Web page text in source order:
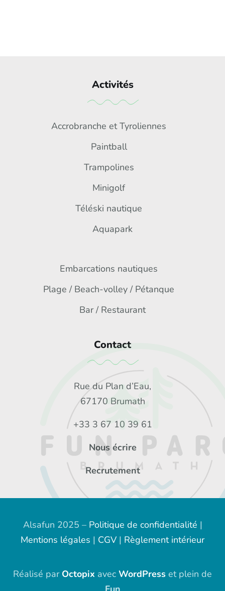
Activités
Accrobranche et Tyroliennes
Paintball
Trampolines
Minigolf
Téléski nautique
Aquapark
Embarcations nautiques
Plage / Beach-volley / Pétanque
Bar / Restaurant
Contact
Rue du Plan d’Eau,
67170 Brumath
+33 3 67 10 39 61
Nous écrire
Recrutement
Alsafun 2025 – Politique de confidentialité |
Mentions légales | CGV | Règlement intérieur
Réalisé par Octopix avec WordPress et plein de